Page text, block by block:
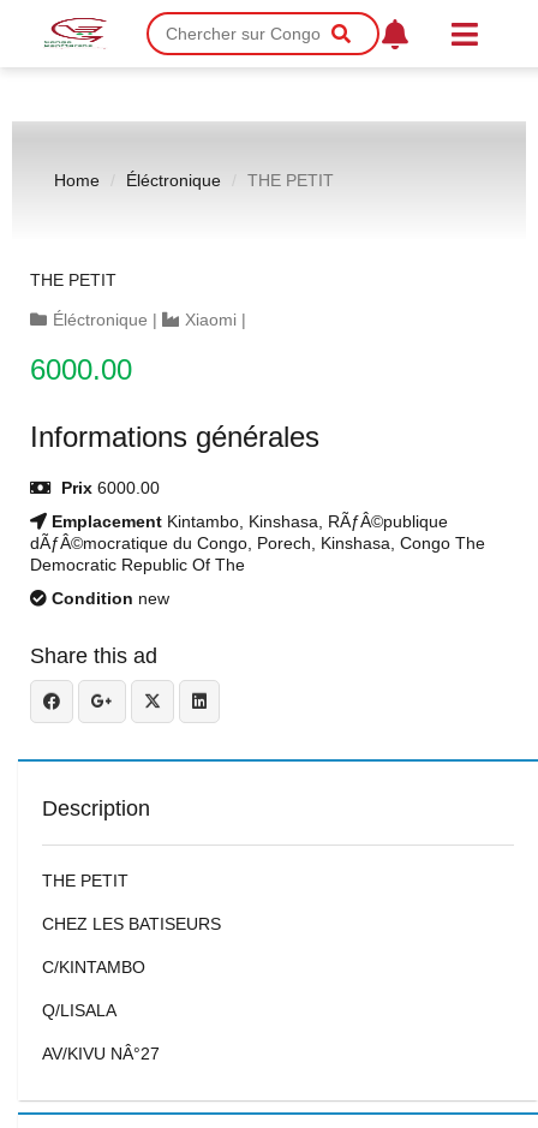
Home Éléctronique THE PETIT
THE PETIT
Éléctronique | Xiaomi |
6000.00
Informations générales
Prix 6000.00
Emplacement Kintambo, Kinshasa, RÃƒÂ©publique
dÃƒÂ©mocratique du Congo, Porech, Kinshasa, Congo The
Democratic Republic Of The
Condition new
Share this ad
Description
THE PETIT
CHEZ LES BATISEURS
C/KINTAMBO
Q/LISALA
AV/KIVU NÂ°27